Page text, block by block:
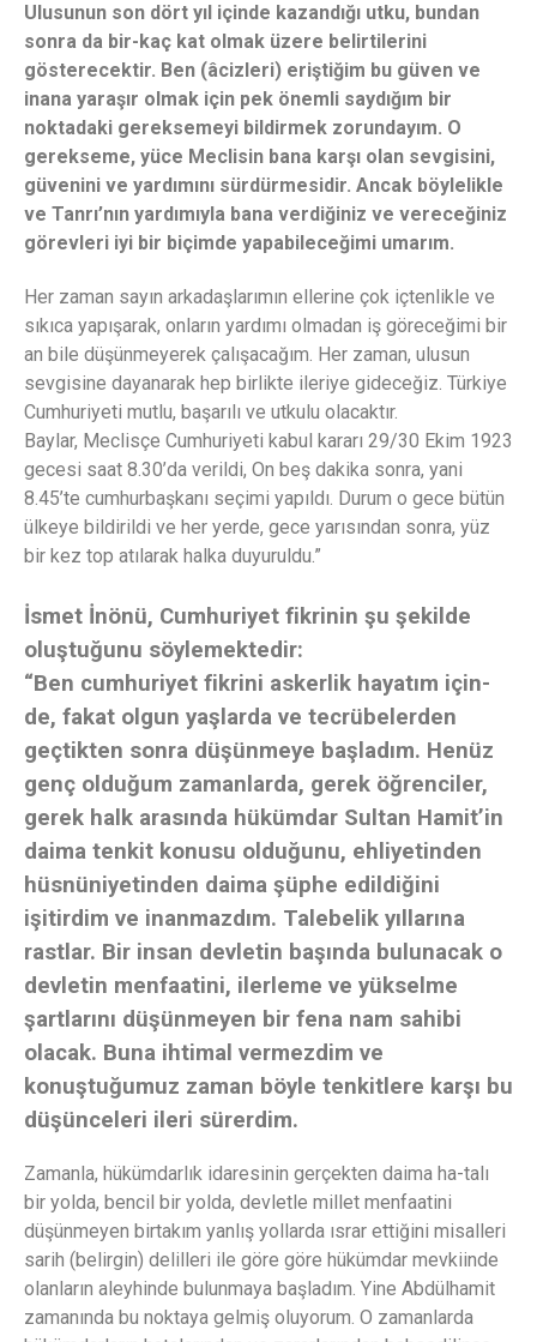
Ulusunun son dört yıl içinde kazandığı utku, bundan
sonra da bir-kaç kat olmak üzere belirtilerini
gösterecektir. Ben (âcizleri) eriştiğim bu güven ve
inana yaraşır olmak için pek önemli saydığım bir
noktadaki gereksemeyi bildirmek zorundayım. O
gerekseme, yüce Meclisin bana karşı olan sevgisini,
güvenini ve yardımını sürdürmesidir. Ancak böylelikle
ve Tanrı’nın yardımıyla bana verdiğiniz ve vereceğiniz
görevleri iyi bir biçimde yapabileceğimi umarım.
Her zaman sayın arkadaşlarımın ellerine çok içtenlikle ve
sıkıca yapışarak, onların yardımı olmadan iş göreceğimi bir
an bile düşünmeyerek çalışacağım. Her zaman, ulusun
sevgisine dayanarak hep birlikte ileriye gideceğiz. Türkiye
Cumhuriyeti mutlu, başarılı ve utkulu olacaktır.
Baylar, Meclisçe Cumhuriyeti kabul kararı 29/30 Ekim 1923
gecesi saat 8.30’da verildi, On beş dakika sonra, yani
8.45’te cumhurbaşkanı seçimi yapıldı. Durum o gece bütün
ülkeye bildirildi ve her yerde, gece yarısından sonra, yüz
bir kez top atılarak halka duyuruldu.”
İsmet İnönü, Cumhuriyet fikrinin şu şekilde
oluştuğunu söylemektedir:
“Ben cumhuriyet fikrini askerlik hayatım için-
de, fakat olgun yaşlarda ve tecrübelerden
geçtikten sonra düşünmeye başladım. Henüz
genç olduğum zamanlarda, gerek öğrenciler,
gerek halk arasında hükümdar Sultan Hamit’in
daima tenkit konusu olduğunu, ehliyetinden
hüsnüniyetinden daima şüphe edildiğini
işitirdim ve inanmazdım. Talebelik yıllarına
rastlar. Bir insan devletin başında bulunacak o
devletin menfaatini, ilerleme ve yükselme
şartlarını düşünmeyen bir fena nam sahibi
olacak. Buna ihtimal vermezdim ve
konuştuğumuz zaman böyle tenkitlere karşı bu
düşünceleri ileri sürerdim.
Zamanla, hükümdarlık idaresinin gerçekten daima ha-talı
bir yolda, bencil bir yolda, devletle millet menfaatini
düşünmeyen birtakım yanlış yollarda ısrar ettiğini misalleri
sarih (belirgin) delilleri ile göre göre hükümdar mevkiinde
olanların aleyhinde bulunmaya başladım. Yine Abdülhamit
zamanında bu noktaya gelmiş oluyorum. O zamanlarda